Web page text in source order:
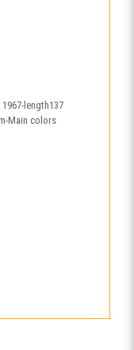
length137
Main colors